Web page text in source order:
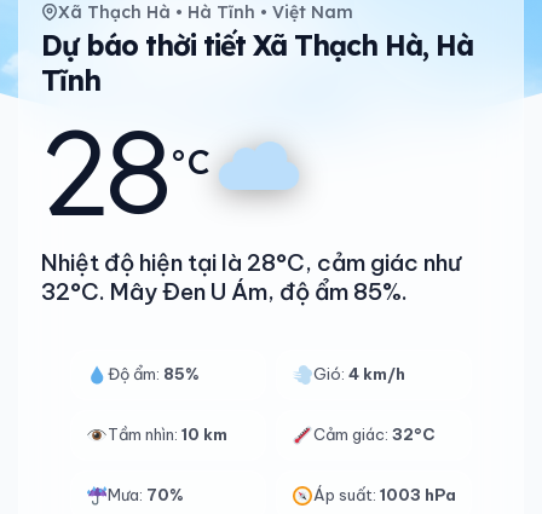
Xã Thạch Hà • Hà Tĩnh • Việt Nam
Dự báo thời tiết Xã Thạch Hà, Hà
Tĩnh
28°C
Nhiệt độ hiện tại là 28°C, cảm giác như
32°C. Mây Đen U Ám, độ ẩm 85%.
Độ ẩm: 85% Gió:4 km/h
Tầm nhìn: 10 km Cảm giác:32°C
Mưa: 70% Áp suất:1003 hPa